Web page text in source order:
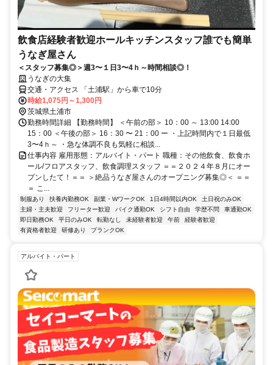
飲食店経験者歓迎ホールキッチンスタッフ誰でも簡単
うなぎ屋さん
＜スタッフ募集◎＞週3〜１日3〜4ｈ～時間相談◎！
うなぎの大集
交通・アクセス 「土浦駅」から車で10分
時給1,075円～1,300円
茨城県土浦市
勤務時間詳細 【勤務時間】 ＜午前の部＞ 10：00 ～ 13:00 14:00
15：00 ＜午後の部＞ 16：30 〜 21：00 ー ・上記時間内で１日最低
3〜4ｈ～ ・急な体調不良も気軽に相談...
仕事内容 雇用形態：アルバイト・パート 職種：その他飲食、飲食ホ
ール/フロアスタッフ、飲食調理スタッフ ＝＝２０２４年８月にオー
プンしたて！＝＝ ＞絶品うなぎ屋さんのオープニング募集◎＜ ＝＝
＝ こ...
制服あり 扶養内勤務OK 副業・WワークOK 1日4時間以内OK
土日祝のみOK
主婦・主夫歓迎
フリーター歓迎 バイク通勤OK シフト自由 学歴不問
車通勤OK
即日勤務OK
平日のみOK 転勤なし 未経験者歓迎 午前
経験者歓迎
有資格者歓迎
研修あり ブランクOK
アルバイト・パート